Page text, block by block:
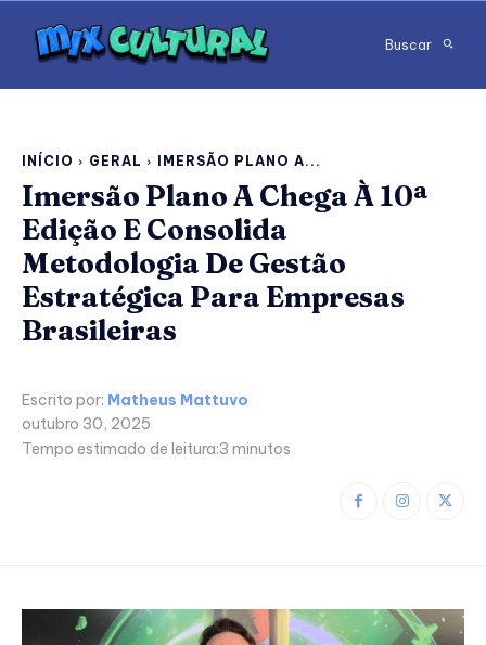
Buscar
INÍCIO GERAL IMERSÃO PLANO A...
Imersão Plano A Chega À 10ª
Edição E Consolida
Metodologia De Gestão
Estratégica Para Empresas
Brasileiras
Escrito por: Matheus Mattuvo
outubro 30, 2025
Tempo estimado de leitura:3 minutos